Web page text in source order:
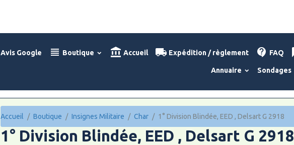
Avis Google Boutique Accueil Expédition / règlement FAQ
Annuaire Sondages
Accueil Boutique Insignes Militaire Char 1° Division Blindée, EED , Delsart G 2918
1° Division Blindée, EED , Delsart G 2918